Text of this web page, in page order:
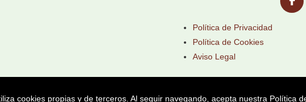
Política de Privacidad
Política de Cookies
Aviso Legal
cookies propias y de terceros. Al seguir navegando, acepta nuestra Política